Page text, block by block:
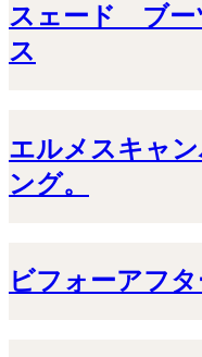
スェード ブ
ス
エルメスキャ
ング。
ビフォーアフ